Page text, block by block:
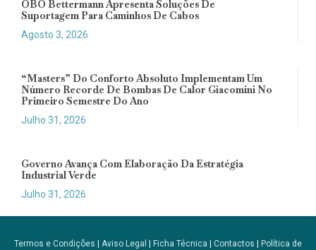
OBO Bettermann Apresenta Soluções De
Suportagem Para Caminhos De Cabos
Agosto 3, 2026
“Masters” Do Conforto Absoluto Implementam Um
Número Recorde De Bombas De Calor Giacomini No
Primeiro Semestre Do Ano
Julho 31, 2026
Governo Avança Com Elaboração Da Estratégia
Industrial Verde
Julho 31, 2026
Termos e Condições Aviso Legal Ficha Técnica Contactos
Política de